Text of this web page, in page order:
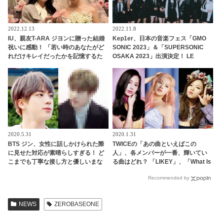
2022.12.13
IU、親友T-ARA ジヨンに贈った結婚
祝いに感動！ 「若い時のあなたがど
れだけキレイだったかを記憶するた
そこに込められた深い愛情に注目
2022.11.8
Kep1er、日本の音楽フェス「GMO
SONIC 2023」＆「SUPERSONIC
OSAKA 2023」出演決定！ LE
１月が待ちきれない
2020.5.31
BTS ジン、女性に話しかけられた際
に見せた対応が素晴らしすぎる！ ど
こまでも丁寧な接し方と優しいまな
2020.1.31
TWICEの「あの曲といえばこの
人」、各メンバーが一番、輝いてい
る曲はどれ？ 「LIKEY」、「What Is
Recommended by
NEWS ZEROBASEONE